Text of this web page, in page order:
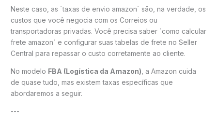
Neste caso, as `taxas de envio amazon` são, na verdade, os
custos que você negocia com os Correios ou
transportadoras privadas. Você precisa saber `como calcular
frete amazon` e configurar suas tabelas de frete no Seller
Central para repassar o custo corretamente ao cliente.
No modelo FBA (Logística da Amazon) , a Amazon cuida
de quase tudo, mas existem taxas específicas que
abordaremos a seguir.
---